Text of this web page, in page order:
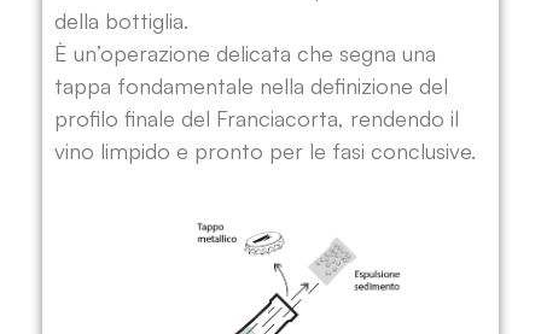
della bottiglia.
È un’operazione delicata che segna una
tappa fondamentale nella definizione del
profilo finale del Franciacorta, rendendo il
vino limpido e pronto per le fasi conclusive.